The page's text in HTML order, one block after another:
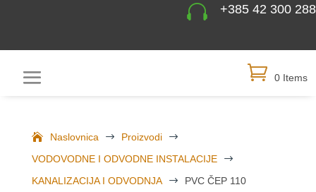
 +385 42 300 288
0 Items
Naslovnica $ Proizvodi
$
VODOVODNE I ODVODNE INSTALACIJE
$
KANALIZACIJA I ODVODNJA
$ PVC ČEP 110